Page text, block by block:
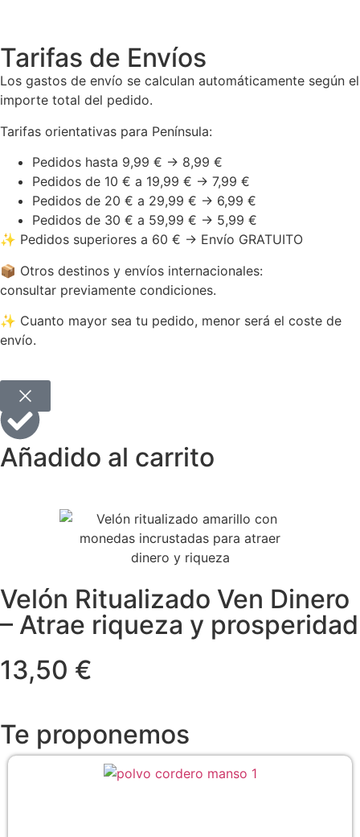
Tarifas de Envíos
Los gastos de envío se calculan automáticamente según el
importe total del pedido.
Tarifas orientativas para Península:
Pedidos hasta 9,99 € → 8,99 €
Pedidos de 10 € a 19,99 € → 7,99 €
Pedidos de 20 € a 29,99 € → 6,99 €
Pedidos de 30 € a 59,99 € → 5,99 €
✨ Pedidos superiores a 60 € → Envío GRATUITO
📦 Otros destinos y envíos internacionales:
consultar previamente condiciones.
✨ Cuanto mayor sea tu pedido, menor será el coste de
envío.
Añadido al carrito
Velón Ritualizado Ven Dinero
– Atrae riqueza y prosperidad
13,50 €
Te proponemos